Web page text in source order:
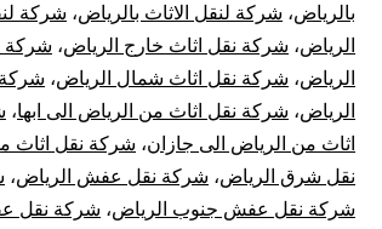
بالرياض، شركة لنقل الاثاث بالرياض، شركة
الرياض، شركة نقل اثاث خارج الرياض، شركة
الرياض، شركة نقل اثاث شمال الرياض،
الرياض، شركة نقل اثاث من الرياض الى ابها،
اثاث من الرياض الى جازان، شركة نقل اثاث
نقل شرق الرياض، شركة نقل عفش الرياض،
شركة نقل عفش جنوب الرياض، شركة نقل